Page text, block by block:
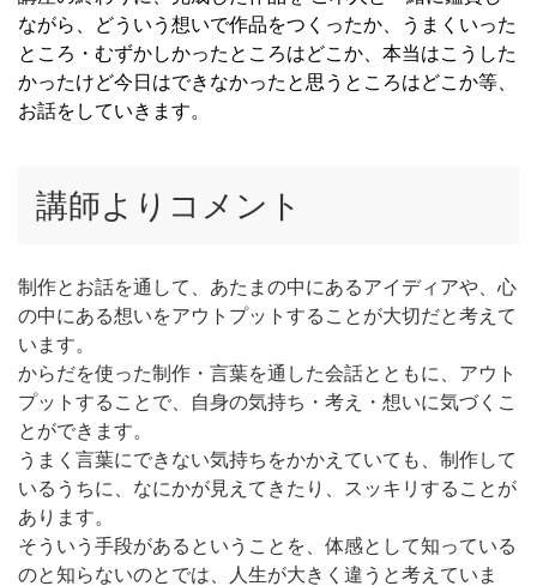
ながら、どういう想いで作品をつくったか、うまくいった
ところ・むずかしかったところはどこか、本当はこうした
かったけど今日はできなかったと思うところはどこか等、
お話をしていきます。
講師よりコメント
制作とお話を通して、あたまの中にあるアイディアや、心
の中にある想いをアウトプットすることが大切だと考えて
います。
からだを使った制作・言葉を通した会話とともに、アウト
プットすることで、自身の気持ち・考え・想いに気づくこ
とができます。
うまく言葉にできない気持ちをかかえていても、制作して
いるうちに、なにかが見えてきたり、スッキリすることが
あります。
そういう手段があるということを、体感として知っている
のと知らないのとでは、人生が大きく違うと考えていま